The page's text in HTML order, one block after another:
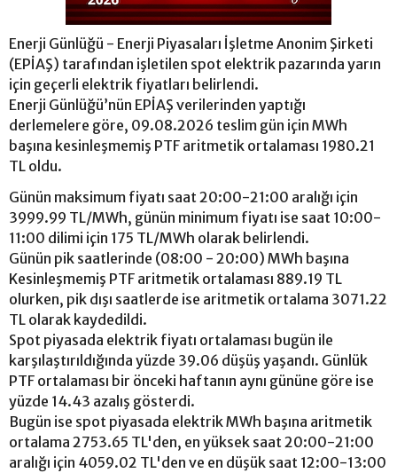
Enerji Günlüğü - Enerji Piyasaları İşletme Anonim Şirketi
(EPİAŞ) tarafından işletilen spot elektrik pazarında yarın
için geçerli elektrik fiyatları belirlendi.
Enerji Günlüğü’nün EPİAŞ verilerinden yaptığı
derlemelere göre, 09.08.2026 teslim gün için MWh
başına kesinleşmemiş PTF aritmetik ortalaması 1980.21
TL oldu.
Günün maksimum fiyatı saat 20:00-21:00 aralığı için
3999.99 TL/MWh, günün minimum fiyatı ise saat 10:00-
11:00 dilimi için 175 TL/MWh olarak belirlendi.
Günün pik saatlerinde (08:00 - 20:00) MWh başına
Kesinleşmemiş PTF aritmetik ortalaması 889.19 TL
olurken, pik dışı saatlerde ise aritmetik ortalama 3071.22
TL olarak kaydedildi.
Spot piyasada elektrik fiyatı ortalaması bugün ile
karşılaştırıldığında yüzde 39.06 düşüş yaşandı. Günlük
PTF ortalaması bir önceki haftanın aynı gününe göre ise
yüzde 14.43 azalış gösterdi.
Bugün ise spot piyasada elektrik MWh başına aritmetik
ortalama 2753.65 TL'den, en yüksek saat 20:00-21:00
aralığı için 4059.02 TL'den ve en düşük saat 12:00-13:00